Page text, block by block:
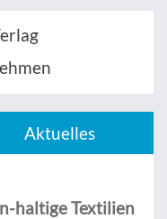
Aktuelles
haltige Textilien